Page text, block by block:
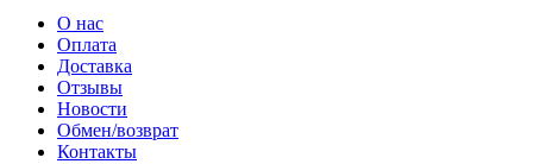
О нас
Оплата
Доставка
Отзывы
Новости
Обмен/возврат
Контакты